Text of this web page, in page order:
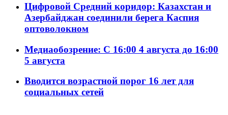
Цифровой Средний коридор: Казахстан и
Азербайджан соединили берега Каспия
оптоволокном
Медиаобозрение: С 16:00 4 августа до 16:00
5 августа
Вводится возрастной порог 16 лет для
социальных сетей